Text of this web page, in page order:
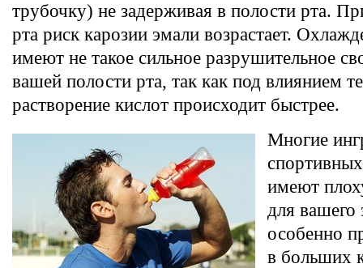
трубочку) не задерживая в полости рта.
рта риск карозии эмали возрастает.
имеют не такое сильное разрушительное
вашей полости рта, так как под влиянием
растворение кислот происходит быстрее.
Многие
имеют
для вашего
особенно
в больших